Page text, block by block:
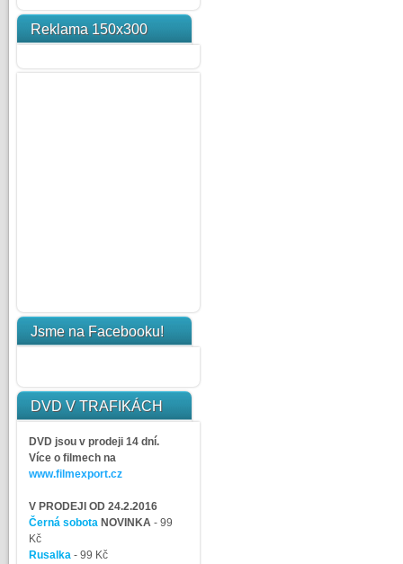
Reklama 150x300
Jsme na Facebooku!
DVD V TRAFIKÁCH
DVD jsou v prodeji 14 dní.
Více o filmech na
www.filmexport.cz
V PRODEJI OD 24.2.2016
Černá sobotaNOVINKA - 99
Kč
Rusalka- 99 Kč